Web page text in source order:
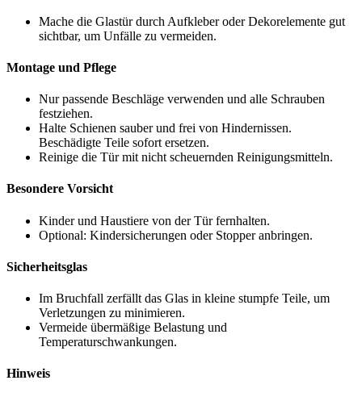
Mache die Glastür durch Aufkleber oder Dekorelemente gut
sichtbar, um Unfälle zu vermeiden.
Montage und Pflege
Nur passende Beschläge verwenden und alle Schrauben
festziehen.
Halte Schienen sauber und frei von Hindernissen.
Beschädigte Teile sofort ersetzen.
Reinige die Tür mit nicht scheuernden Reinigungsmitteln.
Besondere Vorsicht
Kinder und Haustiere von der Tür fernhalten.
Optional: Kindersicherungen oder Stopper anbringen.
Sicherheitsglas
Im Bruchfall zerfällt das Glas in kleine stumpfe Teile, um
Verletzungen zu minimieren.
Vermeide übermäßige Belastung und
Temperaturschwankungen.
Hinweis